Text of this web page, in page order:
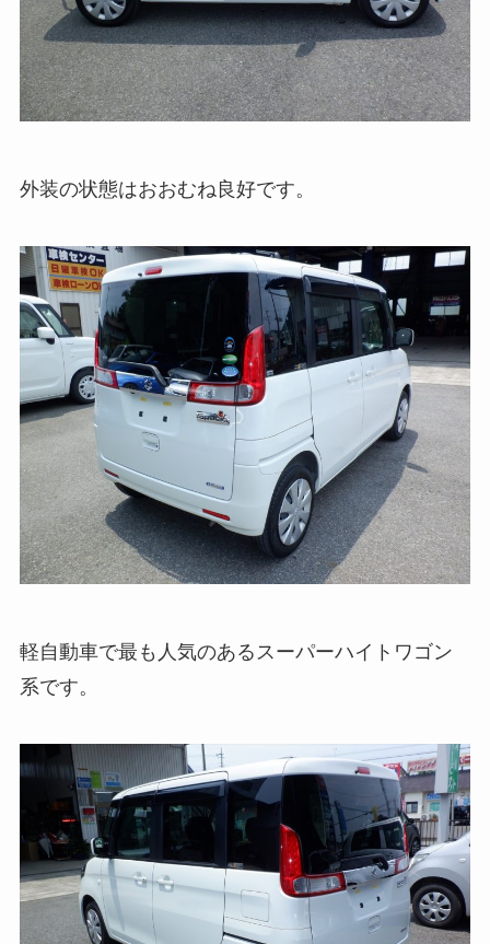
外装の状態はおおむね良好です。
軽自動車で最も人気のあるスーパーハイトワゴン
系です。